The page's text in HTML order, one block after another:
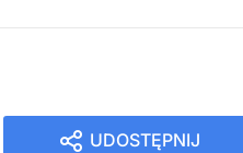
UDOSTĘPNIJ